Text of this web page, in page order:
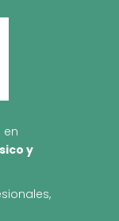
en
y